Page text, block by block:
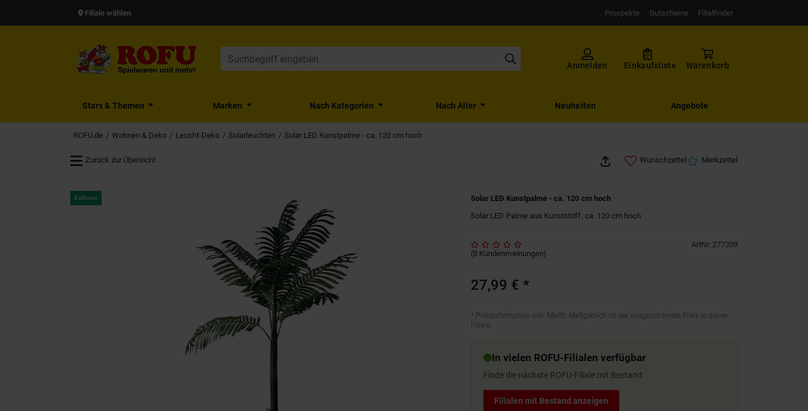
Filiale wählen Prospekte Gutscheine Filialfinder
Anmelden Einkaufsliste Warenkorb
Stars & Themen Marken Nach Kategorien Nach Alter Neuheiten Angebote
ROFU.de Wohnen & Deko Leucht-Deko Solarleuchten Solar LED Kunstpalme - ca. 120 cm hoch
Zurück zur Übersicht Wunschzettel Merkzettel
Exklusiv
Solar LED Kunstpalme - ca. 120 cm hoch
Solar LED Palme aus Kunststoff, ca. 120 cm hoch
ArtNr: 277309
(0 Kundenmeinungen)
27,99 € *
* Preisinformation inkl. MwSt. Maßgeblich ist der ausgezeichnete Preis in deiner
Filiale.
In vielen ROFU-Filialen verfügbar
Finde die nächste ROFU-Filiale mit Bestand:
Filialen mit Bestand anzeigen